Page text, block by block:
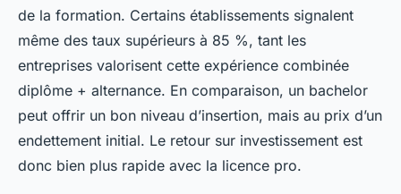
de la formation. Certains établissements signalent
même des taux supérieurs à 85 %, tant les
entreprises valorisent cette expérience combinée
diplôme + alternance. En comparaison, un bachelor
peut offrir un bon niveau d’insertion, mais au prix d’un
endettement initial. Le retour sur investissement est
donc bien plus rapide avec la licence pro.